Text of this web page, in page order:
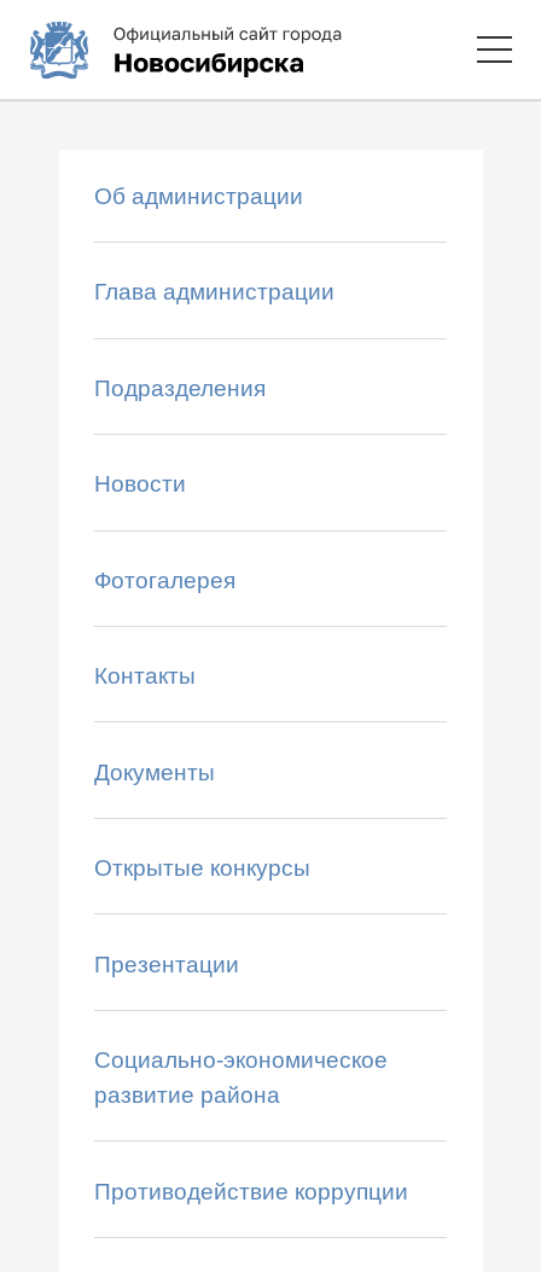
Об администрации
Глава администрации
Подразделения
Новости
Фотогалерея
Контакты
Документы
Открытые конкурсы
Презентации
Социально-экономическое
развитие района
Противодействие коррупции